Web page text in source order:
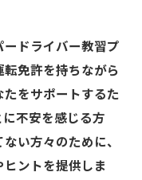
ドライバー教習プ
免許を持ちながら
をサポートするた
不安を感じる方
い方々のために、
ントを提供しま